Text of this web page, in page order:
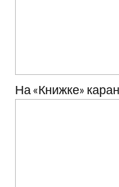
На «Книжке»